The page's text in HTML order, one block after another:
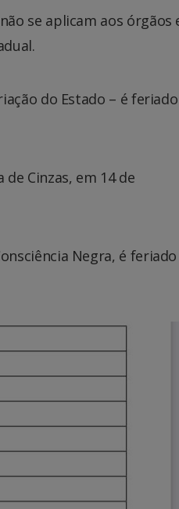
se aplicam aos órgãos
do Estado – é feriado
Cinzas, em 14 de
Negra, é feriado